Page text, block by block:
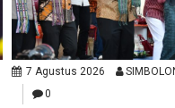
7 Agustus 2026
0